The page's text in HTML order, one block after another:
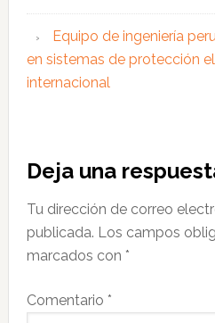
Equipo de ingeniería
en sistemas de protección
internacional
Interacciones
con
los
lectores
Deja una
Tu dirección de correo
publicada. Los campos
marcados con *
Comentario *